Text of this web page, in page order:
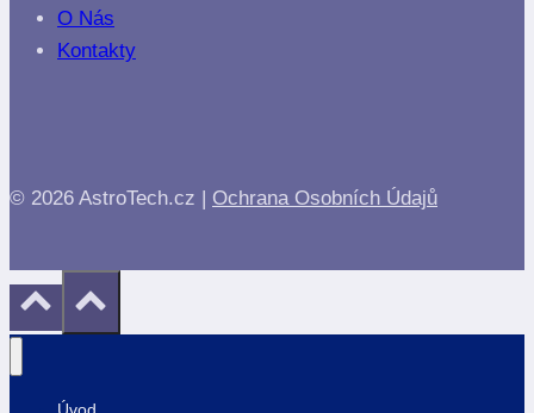
O Nás
Kontakty
© 2026 AstroTech.cz | Ochrana Osobních Údajů